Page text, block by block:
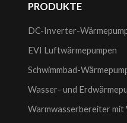
PRODUKTE
DC-Inverter-
EVI Luftwärmepumpen
Schwimmbad-
Wasser- und
Warmwasserbereiter mit